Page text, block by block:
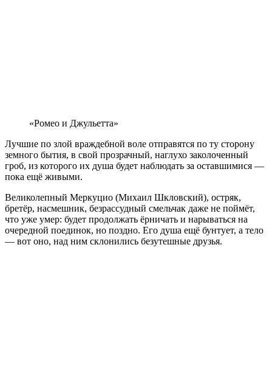
«Ромео и Джульетта»
Лучшие по злой враждебной воле отправятся по ту сторону
земного бытия, в свой прозрачный, наглухо заколоченный
гроб, из которого их душа будет наблюдать за оставшимися —
пока ещё живыми.
Великолепный Меркуцио (Михаил Шкловский), остряк,
бретёр, насмешник, безрассудный смельчак даже не поймёт,
что уже умер: будет продолжать ёрничать и нарываться на
очередной поединок, но поздно. Его душа ещё бунтует, а тело
— вот оно, над ним склонились безутешные друзья.